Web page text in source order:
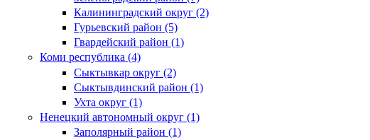
Калининградский округ (2)
Гурьевский район (5)
Гвардейский район (1)
Коми республика (4)
Сыктывкар округ (2)
Сыктывдинский район (1)
Ухта округ (1)
Ненецкий автономный округ (1)
Заполярный район (1)